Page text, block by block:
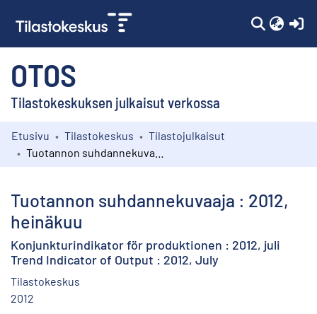
OTOS
Tilastokeskuksen julkaisut verkossa
Kokoelmat
Etusivu Tilastokeskus
Tilastojulkaisut
Tuotannon suhdannekuvaaja : 2012,
heinäkuu
Konjunkturindikator för produktionen : 2012, juli
Trend Indicator of Output : 2012, July
Tilastokeskus
2012